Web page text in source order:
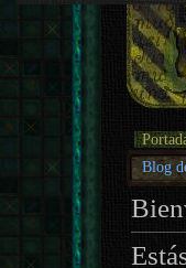
Blog